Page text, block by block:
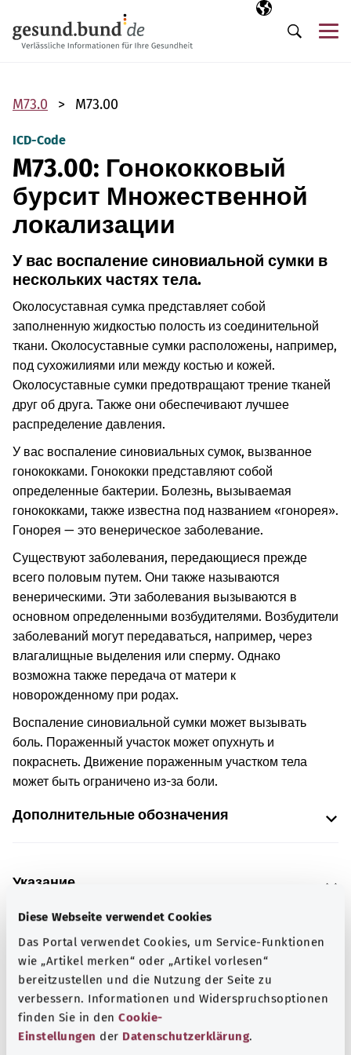
Diese Webseite verwendet Cookies
Das Portal verwendet Cookies, um Service-Funktionen
wie „Artikel merken“ oder „Artikel vorlesen“
bereitzustellen und die Nutzung der Seite zu
verbessern. Informationen und Widerspruchsoptionen
finden Sie in den Cookie-
Einstellungen der Datenschutzerklärung.
Выбранный
RU
Поиск
M73.0 M73.00
ICD-Code
M73.00: Гонококковый
бурсит Множественной
локализации
У вас воспаление синовиальной сумки в
нескольких частях тела.
Околосуставная сумка представляет собой
заполненную жидкостью полость из соединительной
ткани. Околосуставные сумки расположены, например,
под сухожилиями или между костью и кожей.
Околосуставные сумки предотвращают трение тканей
друг об друга. Также они обеспечивают лучшее
распределение давления.
У вас воспаление синовиальных сумок, вызванное
гонококками. Гонококки представляют собой
определенные бактерии. Болезнь, вызываемая
гонококками, также известна под названием «гонорея».
Гонорея — это венерическое заболевание.
Существуют заболевания, передающиеся прежде
всего половым путем. Они также называются
венерическими. Эти заболевания вызываются в
основном определенными возбудителями. Возбудители
заболеваний могут передаваться, например, через
влагалищные выделения или сперму. Однако
возможна также передача от матери к
новорожденному при родах.
Воспаление синовиальной сумки может вызывать
боль. Пораженный участок может опухнуть и
покраснеть. Движение пораженным участком тела
может быть ограничено из-за боли.
Дополнительные обозначения
Указание
Источник
Предоставлено некоммерческой организацией Was
hab’ ich? GmbH по поручению Bundesministerium für
Gesundheit (BMG, Федеральное министерство
здравоохранения).